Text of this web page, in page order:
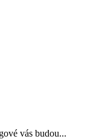
vás budou...